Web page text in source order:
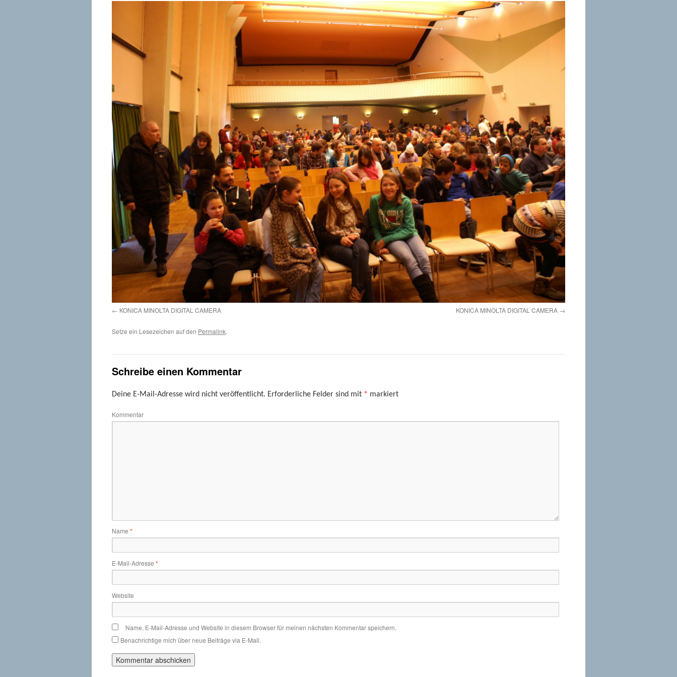
KONICA MINOLTA DIGITAL CAMERA KONICA MINOLTA DIGITAL CAMERA
Setze ein Lesezeichen auf den Permalink.
Schreibe einen Kommentar
Deine E-Mail-Adresse wird nicht veröffentlicht. Erforderliche Felder sind mit * markiert
Kommentar
Name *
E-Mail-Adresse *
Website
Name, E-Mail-Adresse und Website in diesem Browser für meinen nächsten Kommentar speichern.
Benachrichtige mich über neue Beiträge via E-Mail.